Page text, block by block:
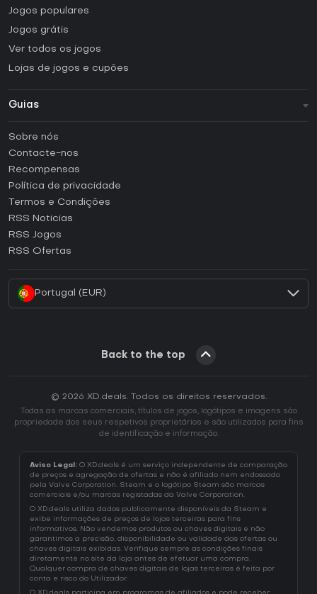
Jogos populares
Jogos grátis
Ver todos os jogos
Lojas de jogos e cupões
Guias
Como ativar uma CD Key Steam?
Como ativar uma CD Key Epic Games?
Como ativar uma CD Key GOG?
Como ativar uma CD Key Ubisoft Connect?
Sobre nós
Contacte-nos
Recompensas
Política de privacidade
Termos e Condições
RSS Noticias
RSS Jogos
RSS Ofertas
Portugal (EUR)
Back to the top
© 2026 XD.deals. Todos os direitos reservados.
Todas as marcas comerciais, títulos de jogos, logótipos e imagens são
propriedade dos seus respetivos proprietários e são utilizados para fins
de identificação e informação.
Aviso Legal: O XD.deals é um serviço independente de comparação
de preços e agregação de ofertas e não é afiliado nem endossado
pela Valve Corporation. Steam e o logótipo Steam são marcas
comerciais e/ou marcas registadas da Valve Corporation.
O XD.deals utiliza dados publicamente disponíveis da Steam e
exibe informações de preços de lojas terceiras para fins
informativos. Não vendemos produtos ou chaves digitais e não
garantimos a precisão, disponibilidade ou validade das ofertas ou
chaves digitais exibidas. Verifique sempre as condições finais
diretamente no site da loja antes de efetuar uma compra.
Qualquer compra de chaves digitais de lojas terceiras é feita por
conta e risco do Utilizador.